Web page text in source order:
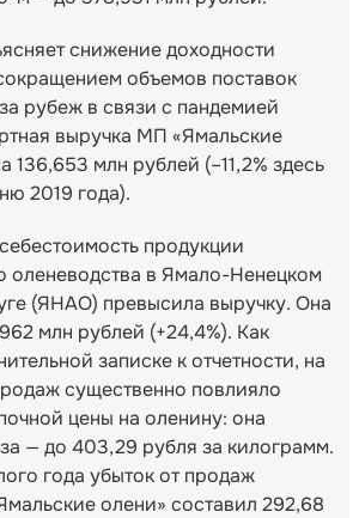
снижение доходности
объемов поставок
рубеж в связи с пандемией
выручка МП «Ямальские
136,653 млн рублей (–11,2% здесь
2019 года).
продукции
оленеводства в Ямало-Ненецком
(ЯНАО) превысила выручку. Она
млн рублей (+24,4%). Как
записке к отчетности, на
существенно повлияло
цены на оленину: она
— до 403,29 рубля за килограмм.
года убыток от продаж
олени» составил 292,68